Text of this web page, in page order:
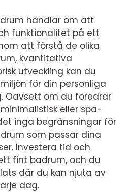
handlar om att
funktionalitet på ett
att förstå de olika
kvantitativa
utveckling kan du
för din personliga
Oavsett om du föredrar
eller spa-
inga begränsningar för
som passar dina
Investera tid och
fint badrum, och du
där du kan njuta av
dag.